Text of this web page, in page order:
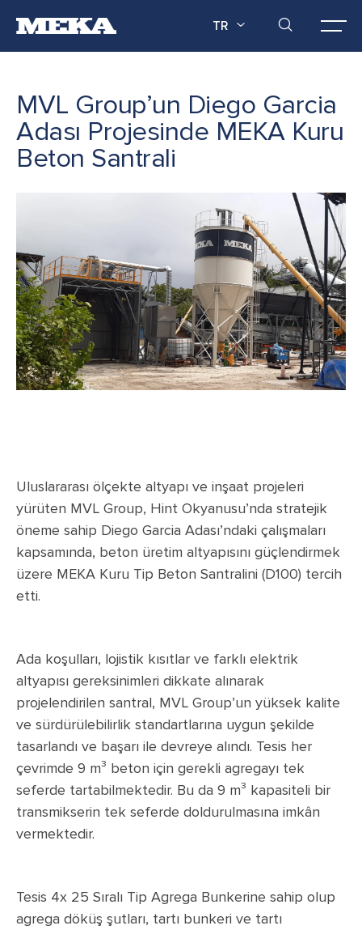
TR
MVL Group’un Diego Garcia
Adası Projesinde MEKA Kuru
Beton Santrali
Uluslararası ölçekte altyapı ve inşaat projeleri
yürüten MVL Group, Hint Okyanusu’nda stratejik
öneme sahip Diego Garcia Adası’ndaki çalışmaları
kapsamında, beton üretim altyapısını güçlendirmek
üzere MEKA Kuru Tip Beton Santralini (D100) tercih
etti.
Ada koşulları, lojistik kısıtlar ve farklı elektrik
altyapısı gereksinimleri dikkate alınarak
projelendirilen santral, MVL Group’un yüksek kalite
ve sürdürülebilirlik standartlarına uygun şekilde
tasarlandı ve başarı ile devreye alındı. Tesis her
çevrimde 9 m³ beton için gerekli agregayı tek
seferde tartabilmektedir. Bu da 9 m³ kapasiteli bir
transmikserin tek seferde doldurulmasına imkân
vermektedir.
Tesis 4x 25 Sıralı Tip Agrega Bunkerine sahip olup
agrega döküş şutları, tartı bunkeri ve tartı